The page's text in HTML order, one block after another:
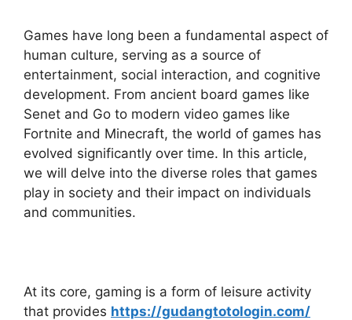
Games have long been a fundamental aspect of
human culture, serving as a source of
entertainment, social interaction, and cognitive
development. From ancient board games like
Senet and Go to modern video games like
Fortnite and Minecraft, the world of games has
evolved significantly over time. In this article,
we will delve into the diverse roles that games
play in society and their impact on individuals
and communities.
At its core, gaming is a form of leisure activity
that provides https://gudangtotologin.com/